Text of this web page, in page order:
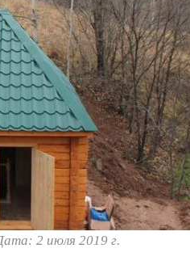
2 июля 2019 г.